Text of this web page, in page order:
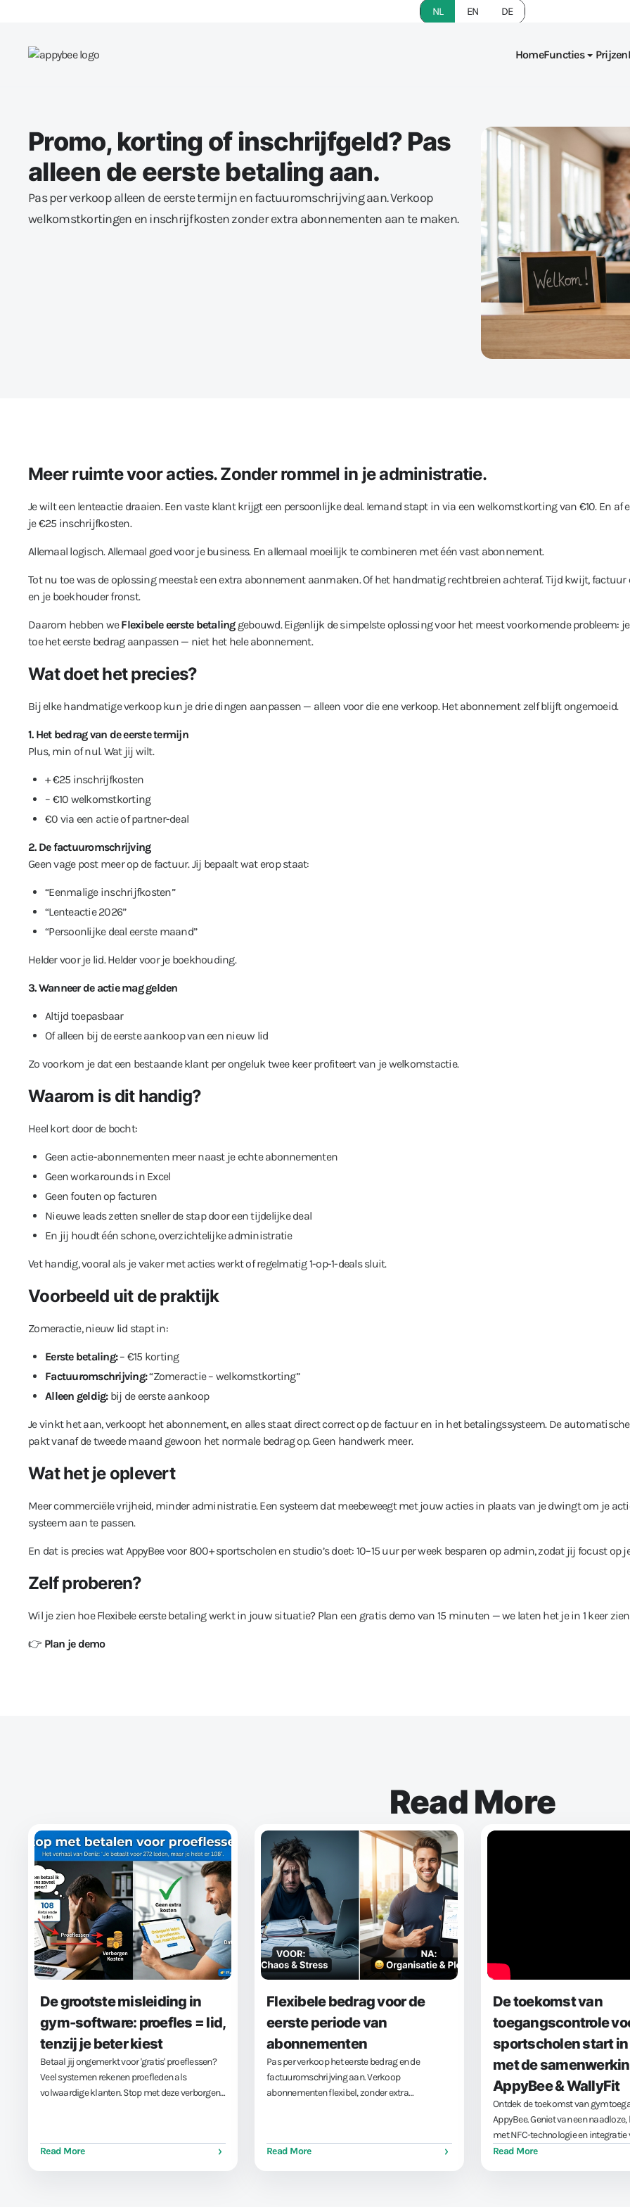
NL EN DE
HomeFuncties Prijzen
Promo, korting of inschrijfgeld? Pas
alleen de eerste betaling aan.
Pas per verkoop alleen de eerste termijn en factuuromschrijving aan. Verkoop
welkomstkortingen en inschrijfkosten zonder extra abonnementen aan te maken.
Meer ruimte voor acties. Zonder rommel in je administratie.
Je wilt een lenteactie draaien. Een vaste klant krijgt een persoonlijke deal. Iemand stapt in via een welkomstkorting van €10. En af
je €25 inschrijfkosten.
Allemaal logisch. Allemaal goed voor je business. En allemaal moeilijk te combineren met één vast abonnement.
Tot nu toe was de oplossing meestal: een extra abonnement aanmaken. Of het handmatig rechtbreien achteraf. Tijd kwijt,
en je boekhouder fronst.
Daarom hebben weFlexibele eerste betalinggebouwd. Eigenlijk de simpelste oplossing voor het meest voorkomende probleem:
toe het eerste bedrag aanpassen — niet het hele abonnement.
Wat doet het precies?
Bij elke handmatige verkoop kun je drie dingen aanpassen — alleen voor die ene verkoop. Het abonnement zelf blijft ongemoeid.
1. Het bedrag van de eerste termijn
Plus, min of nul. Wat jij wilt.
+ €25 inschrijfkosten
– €10 welkomstkorting
€0 via een actie of partner-deal
2. De factuuromschrijving
Geen vage post meer op de factuur. Jij bepaalt wat erop staat:
“Eenmalige inschrijfkosten”
“Lenteactie 2026”
“Persoonlijke deal eerste maand”
Helder voor je lid. Helder voor je boekhouding.
3. Wanneer de actie mag gelden
Altijd toepasbaar
Of alleen bij de eerste aankoop van een nieuw lid
Zo voorkom je dat een bestaande klant per ongeluk twee keer profiteert van je welkomstactie.
Waarom is dit handig?
Heel kort door de bocht:
Geen actie-abonnementen meer naast je echte abonnementen
Geen workarounds in Excel
Geen fouten op facturen
Nieuwe leads zetten sneller de stap door een tijdelijke deal
En jij houdt één schone, overzichtelijke administratie
Vet handig, vooral als je vaker met acties werkt of regelmatig 1-op-1-deals sluit.
Voorbeeld uit de praktijk
Zomeractie, nieuw lid stapt in:
Eerste betaling:– €15 korting
Factuuromschrijving:“Zomeractie – welkomstkorting”
Alleen geldig:bij de eerste aankoop
Je vinkt het aan, verkoopt het abonnement, en alles staat direct correct op de factuur en in het betalingssysteem. De
pakt vanaf de tweede maand gewoon het normale bedrag op. Geen handwerk meer.
Wat het je oplevert
Meer commerciële vrijheid, minder administratie. Een systeem dat meebeweegt met jouw acties in plaats van je dwingt om je
systeem aan te passen.
En dat is precies wat AppyBee voor 800+ sportscholen en studio’s doet: 10–15 uur per week besparen op admin, zodat jij focust op
Zelf proberen?
Wil je zien hoe Flexibele eerste betaling werkt in jouw situatie? Plan een gratis demo van 15 minuten — we laten het je in 1 keer
👉 Plan je demo
Read More
De grootste misleiding in
gym-software: proefles = lid,
tenzij je beter kiest
Betaal jij ongemerkt voor 'gratis' proeflessen?
Veel systemen rekenen proefleden als
volwaardige klanten. Stop met deze verborgen
Read More
Flexibele bedrag voor de
eerste periode van
abonnementen
Pas per verkoop het eerste bedrag en de
factuuromschrijving aan. Verkoop
abonnementen flexibel, zonder extra
Read More
De toekomst van
toegangscontrole
sportscholen start in
met de
AppyBee & WallyFit
Ontdek de toekomst van
AppyBee. Geniet van een
met NFC-technologie en integratie
Google Wallet. Snel, veilig en
Read More